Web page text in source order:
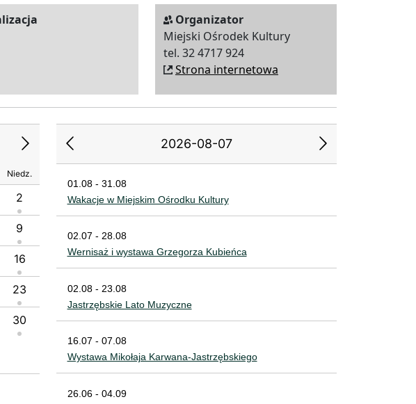
Organizator
Miejski Ośrodek Kultury
tel. 32 4717 924
Strona internetowa
Niedz.
2
9
16
23
30
1 2 3 4
15 16 17 18
22
28 29 30
2026-08-07
01.08 - 31.08
Wakacje w Miejskim Ośrodku Kultury
02.07 - 28.08
Wernisaż i wystawa Grzegorza Kubieńca
02.08 - 23.08
Jastrzębskie Lato Muzyczne
16.07 - 07.08
Wystawa Mikołaja Karwana-Jastrzębskiego
26.06 - 04.09